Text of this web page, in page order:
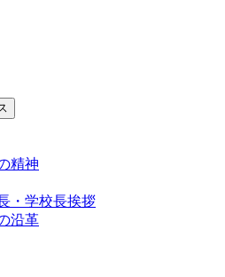
精神
・学校長挨拶
沿革